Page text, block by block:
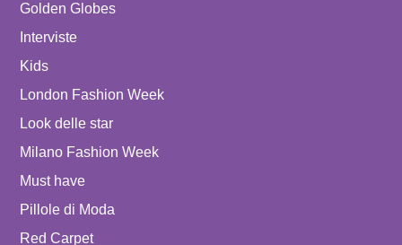
Golden Globes
Interviste
Kids
London Fashion Week
Look delle star
Milano Fashion Week
Must have
Pillole di Moda
Red Carpet